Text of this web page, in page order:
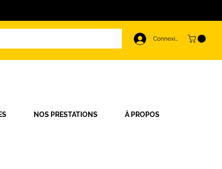
Connexion
NOS PRESTATIONS À PROPOS